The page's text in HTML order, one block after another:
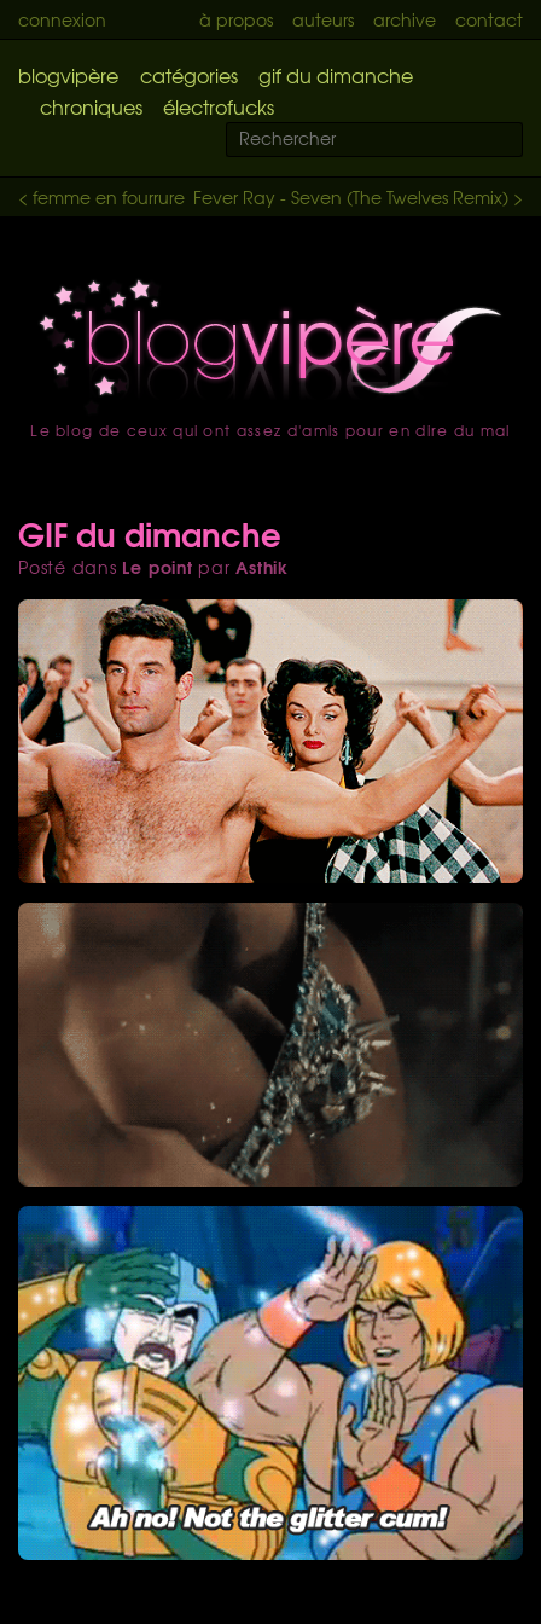
connexion à propos auteurs archive contact
blogvipère catégories
gif du dimanche
chroniques
électrofucks
Fever Ray - Seven (The Twelves Remix) >
< femme en fourrure
accueil
Le blog de ceux qui ont assez d'amis pour en dire du mal
GIF du dimanche
Posté dans Le point parAsthik